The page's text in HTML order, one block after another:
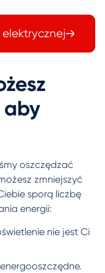
aby
oszczędzać
zmniejszyć
sporą liczbę
energii:
nie jest Ci